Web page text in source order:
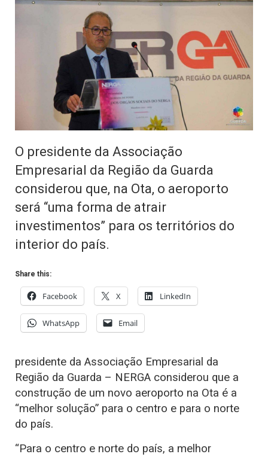
O presidente da Associação
Empresarial da Região da Guarda
considerou que, na Ota, o aeroporto
será “uma forma de atrair
investimentos” para os territórios do
interior do país.
Share this:
Facebook X LinkedIn
WhatsApp Email
presidente da Associação Empresarial da
Região da Guarda – NERGA considerou que a
construção de um novo aeroporto na Ota é a
“melhor solução” para o centro e para o norte
do país.
“Para o centro e norte do país, a melhor